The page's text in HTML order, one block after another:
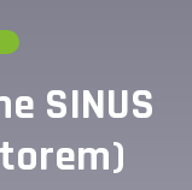
SINUS